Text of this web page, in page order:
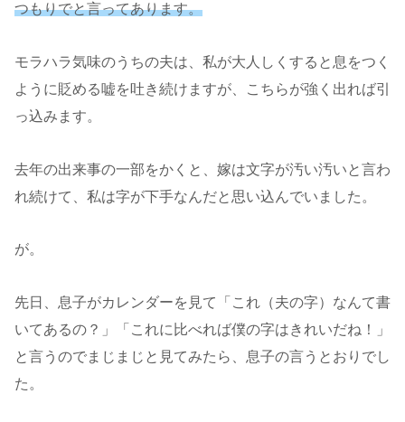
つもりでと言ってあります。
モラハラ気味のうちの夫は、私が大人しくすると息をつく
ように貶める嘘を吐き続けますが、こちらが強く出れば引
っ込みます。
去年の出来事の一部をかくと、嫁は文字が汚い汚いと言わ
れ続けて、私は字が下手なんだと思い込んでいました。
が。
先日、息子がカレンダーを見て「これ（夫の字）なんて書
いてあるの？」「これに比べれば僕の字はきれいだね！」
と言うのでまじまじと見てみたら、息子の言うとおりでし
た。